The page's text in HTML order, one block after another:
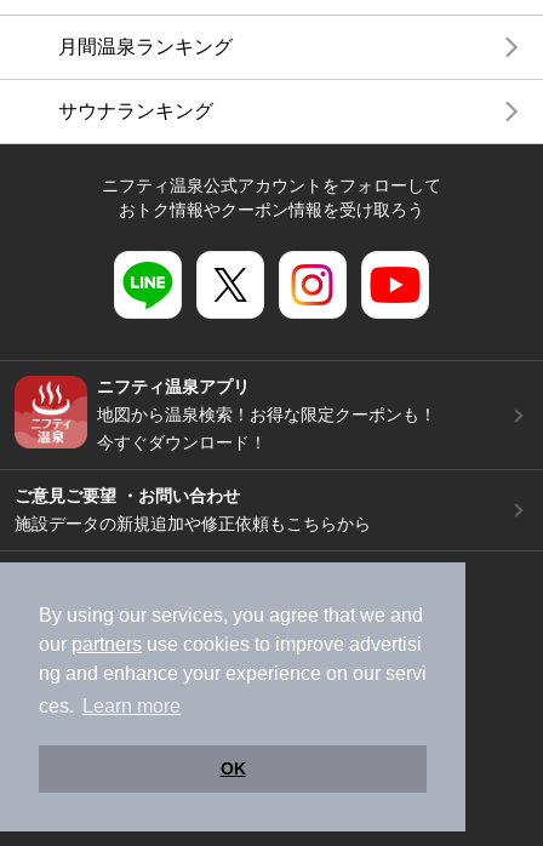
By using our services, you agree that we and
our partners use cookies to improve advertisi
ng and enhance your experience on our servi
ces.
Learn more
OK
月間温泉ランキング
サウナランキング
ニフティ温泉公式アカウントをフォローして
おトク情報やクーポン情報を受け取ろう
ニフティ温泉アプリ
地図から温泉検索！お得な限定クーポンも！
今すぐダウンロード！
ご意見ご要望 ・お問い合わせ
施設データの新規追加や修正依頼もこちらから
加盟店募集（資料請求）
広告出稿のご案内
利用規約
ライフスタイルMEMBERS+規約
特定商取引法に基づく表記
ヘルプ
採用情報
運営会社